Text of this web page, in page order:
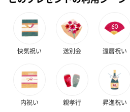
快気祝い 送別会 還暦祝い
内祝い 親孝行 昇進祝い